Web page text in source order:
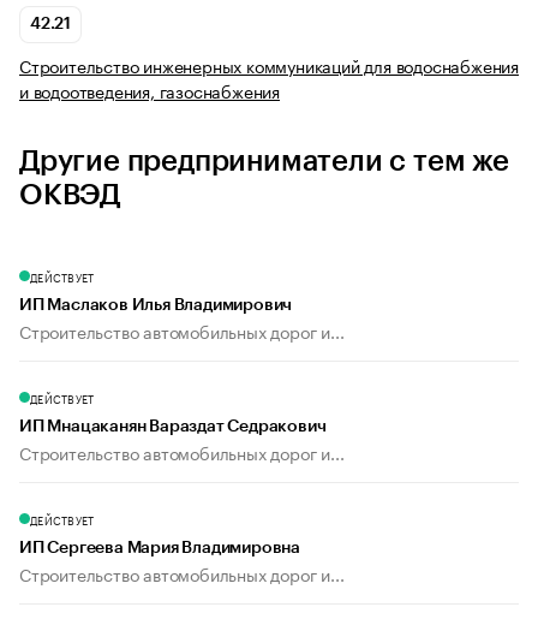
42.21
Строительство инженерных коммуникаций для водоснабжения
и водоотведения, газоснабжения
Другие предприниматели с тем же
ОКВЭД
ДЕЙСТВУЕТ
ИП Маслаков Илья Владимирович
Строительство автомобильных дорог и...
ДЕЙСТВУЕТ
ИП Мнацаканян Вараздат Седракович
Строительство автомобильных дорог и...
ДЕЙСТВУЕТ
ИП Сергеева Мария Владимировна
Строительство автомобильных дорог и...